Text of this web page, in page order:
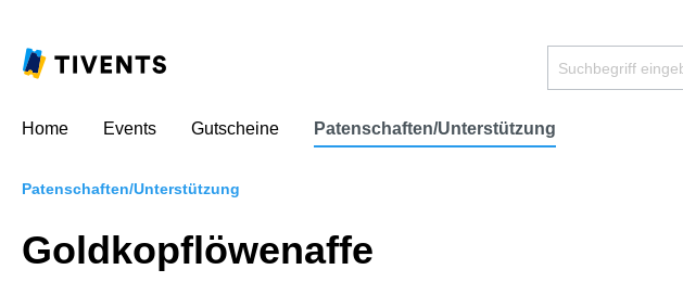
Home Events Gutscheine Patenschaften/Unterstützung
Patenschaften/Unterstützung
Goldkopflöwenaffe